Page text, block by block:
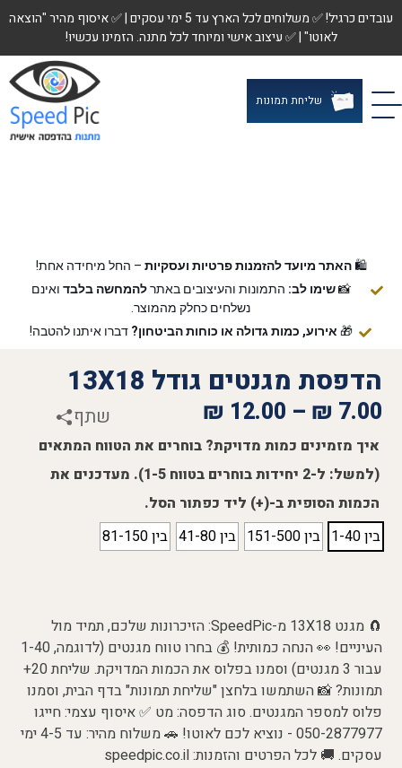
עובדים כרגיל! ✅ משלוחים לכל הארץ עד 5 ימי עסקים | ✅ איסוף מהיר "הוצאה
לאוטו" | ✅ עיצוב אישי ומיוחד לכל מתנה. הזמינו עכשיו!
שליחת תמונות
🛍️האתר מיועד להזמנות פרטיות ועסקיות – החל מיחידה אחת!
📸שימו לב: התמונות והעיצובים באתרלהמחשה בלבד ואינם
נשלחים כחלק מהמוצר.
🎁 אירוע, כמות גדולה או כוחות הביטחון? דברו איתנו להטבה!
הדפסת מגנטים גודל 13X18
7.00
₪
–
12.00
₪ שתף
איך מזמינים כמות מדויקת? בוחרים את הטווח המתאים
(למשל: ל-2 יחידות בוחרים בטווח 1-5). מעדכנים את
הכמות הסופית ב-(+) ליד כפתור הסל.
בין 1-40
בין 151-500 בין 41-80 בין 81-150
🧲 מגנט 13X18 מ-SpeedPic: הזיכרונות שלכם, תמיד מול
העיניים! 👀 הנחה כמותית! 💰 בחרו טווח מגנטים (לדוגמה, 1-40
עבור 3 מגנטים) וסמנו בפלוס את הכמות המדויקת. שליחת 20+
תמונות? 📸 השתמשו בלחצן "שליחת תמונות" בדף הבית, וסמנו
פלוס למספר המגנטים. סוג הדפסה: מט ✅ איסוף עצמי: חייגו
050-2877977 - נוציא לכם לאוטו! 🚗 משלוח מהיר: עד 4-5 ימי
עסקים. 🚚 לכל הפרטים והזמנות: speedpic.co.il